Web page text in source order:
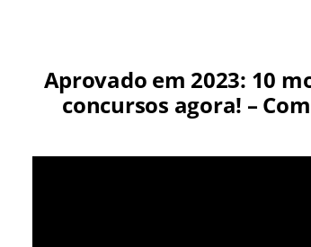
Aprovado em 2023: 10
concursos agora! –